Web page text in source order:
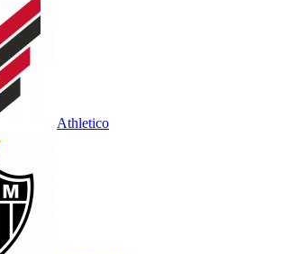
Athletico